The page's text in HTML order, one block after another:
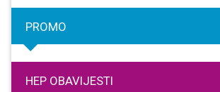
PROMO
HEP OBAVIJESTI